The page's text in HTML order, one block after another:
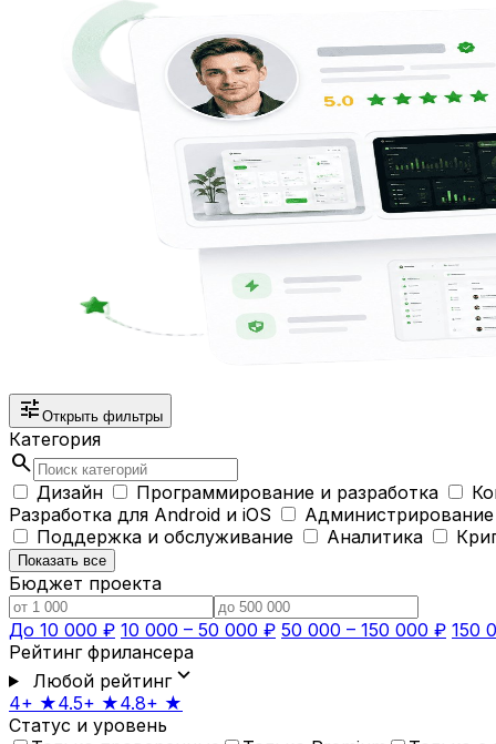
tune Открыть фильтры
Категория
search
Дизайн Программирование и разработка
Разработка для Android и iOS
Администрирование
Поддержка и обслуживание
Аналитика
Показать все
Бюджет проекта
До 10 000 ₽ 10 000 – 50 000 ₽ 50 000 – 150 000 ₽ 150
Рейтинг фрилансера
Любой рейтингexpand_more
4+ ★4.5+ ★4.8+ ★
Статус и уровень